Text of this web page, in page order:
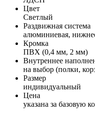
Цвет
Светлый
Раздвижная система
алюминиевая,
Кромка
ПВХ (0,4 мм, 2 мм)
Внутреннее
на выбор (полки,
Размер
индивидуальный
Цена
указана за базовую